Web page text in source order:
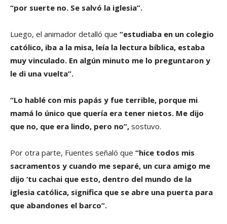
“por suerte no. Se salvó la iglesia”.
Luego, el animador detalló que “estudiaba en un colegio
católico, iba a la misa, leía la lectura bíblica, estaba
muy vinculado. En algún minuto me lo preguntaron y
le di una vuelta”.
“Lo hablé con mis papás y fue terrible, porque mi
mamá lo único que quería era tener nietos. Me dijo
que no, que era lindo, pero no”, sostuvo.
Por otra parte, Fuentes señaló que “hice todos mis
sacramentos y cuando me separé, un cura amigo me
dijo ‘tu cachai que esto, dentro del mundo de la
iglesia católica, significa que se abre una puerta para
que abandones el barco”.